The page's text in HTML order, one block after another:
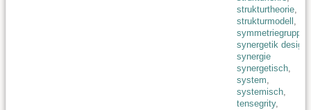
strukturtheorie,
strukturmodell ,
symmetriegruppe
synergetik design
synergie
synergetisch,
system,
systemisch,
tensegrity,